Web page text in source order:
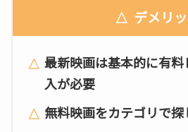
デメリ
最新映画は基本的に有料
入が必要
無料映画をカテゴリで探